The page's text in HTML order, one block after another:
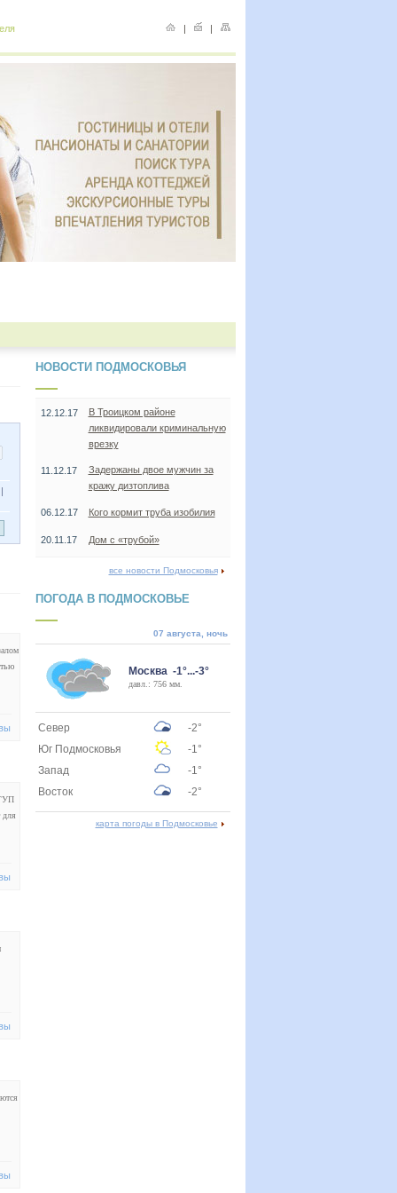
| |
|
для
НОВОСТИ ПОДМОСКОВЬЯ
12.12.17
В Троицком районе
ликвидировали криминальную
врезку
11.12.17
Задержаны двое мужчин за
кражу дизтоплива
06.12.17 Кого кормит труба изобилия
20.11.17 Дом с «трубой»
все новости Подмосковья
ПОГОДА В ПОДМОСКОВЬЕ
07 августа, ночь
Москва -1°...-3°
давл.: 756 мм.
Север
-2°
Юг Подмосковья
-1°
Запад
-1°
Восток
-2°
карта погоды в Подмосковье